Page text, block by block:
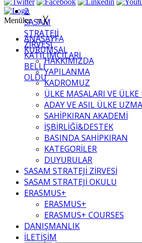
2.
SASAM
STRATEJİ
ZİRVESİ
KATILIMCILARI
BELLİ
OLDU
Menüler≡ ╳
ANASAYFA
KURUMSAL
HAKKIMIZDA
YAPILANMA
KADROMUZ
ÜLKE MASALARI VE
ADAY VE ASIL ÜLKE
SAHİPKIRAN AKADEMİ
İŞBİRLİĞİ&DESTEK
BASINDA SAHİPKIRAN
KATEGORİLER
DUYURULAR
SASAM STRATEJİ ZİRVESİ
SASAM STRATEJİ OKULU
ERASMUS+
ERASMUS+
ERASMUS+ COURSES
DANIŞMANLIK
İLETİŞİM